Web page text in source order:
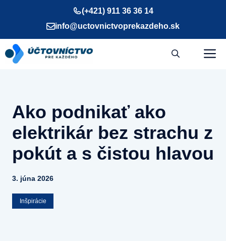
(+421) 911 36 36 14
info@uctovnictvoprekazdeho.sk
Ako podnikať ako
elektrikár bez strachu z
pokút a s čistou hlavou
3. júna 2026
Inšpirácie